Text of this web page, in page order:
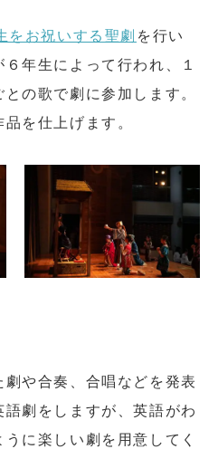
をお祝いする聖劇 を行い
年生によって行われ、１
の歌で劇に参加します。
を仕上げます。
や合奏、合唱などを発表
劇をしますが、英語がわ
に楽しい劇を用意してく